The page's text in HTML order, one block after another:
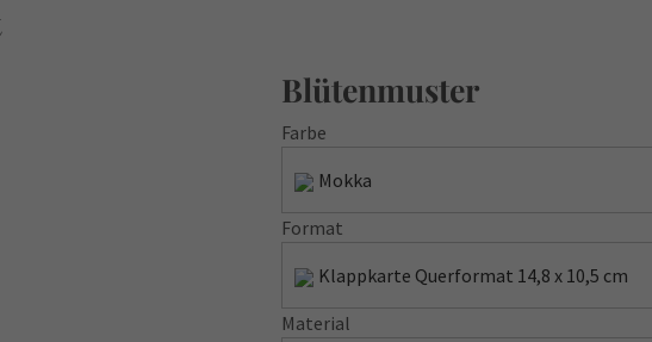
Blütenmuster
Farbe
Mokka
Format
Klappkarte Querformat 14,8 x 10,5 cm
Material